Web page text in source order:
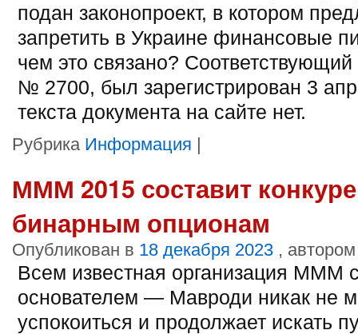
подан законопроект, в котором
запретить в Украине финансовые
чем это связано? Соответствующий
№ 2700, был зарегистрирован 3
текста документа на сайте нет.
Рубрика Информация |
МММ 2015 составит
бинарным опционам
Опубликован в 18 декабря 2023 , автором
Всем известная организация МММ
основателем — Мавроди никак не
успокоиться и продолжает искать